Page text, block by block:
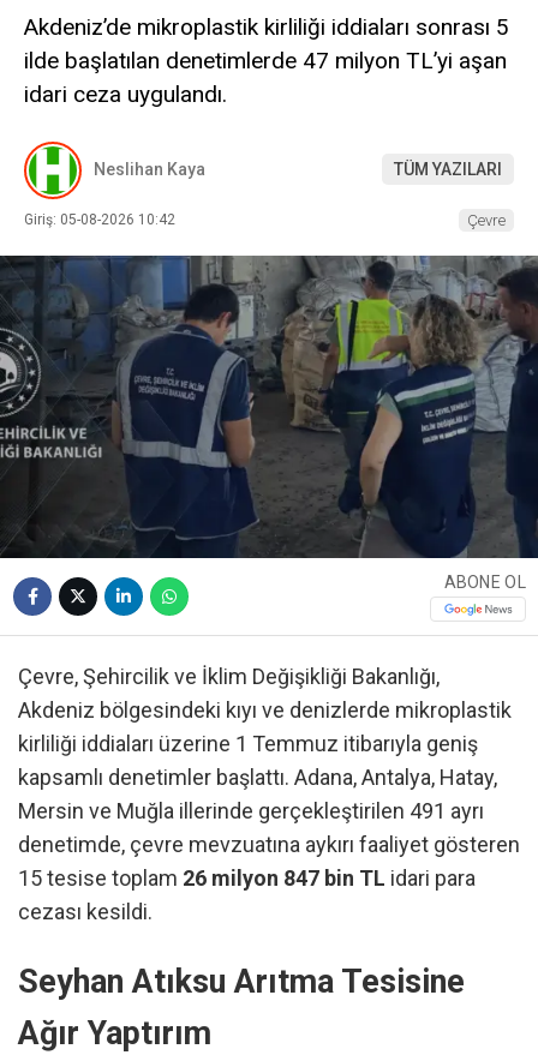
Akdeniz’de mikroplastik kirliliği iddiaları sonrası 5
ilde başlatılan denetimlerde 47 milyon TL’yi aşan
idari ceza uygulandı.
Neslihan Kaya TÜM YAZILARI
Giriş: 05-08-2026 10:42 Çevre
ABONE OL
Çevre, Şehircilik ve İklim Değişikliği Bakanlığı,
Akdeniz bölgesindeki kıyı ve denizlerde mikroplastik
kirliliği iddiaları üzerine 1 Temmuz itibarıyla geniş
kapsamlı denetimler başlattı. Adana, Antalya, Hatay,
Mersin ve Muğla illerinde gerçekleştirilen 491 ayrı
denetimde, çevre mevzuatına aykırı faaliyet gösteren
15 tesise toplam 26 milyon 847 bin TL idari para
cezası kesildi.
Seyhan Atıksu Arıtma Tesisine
Ağır Yaptırım